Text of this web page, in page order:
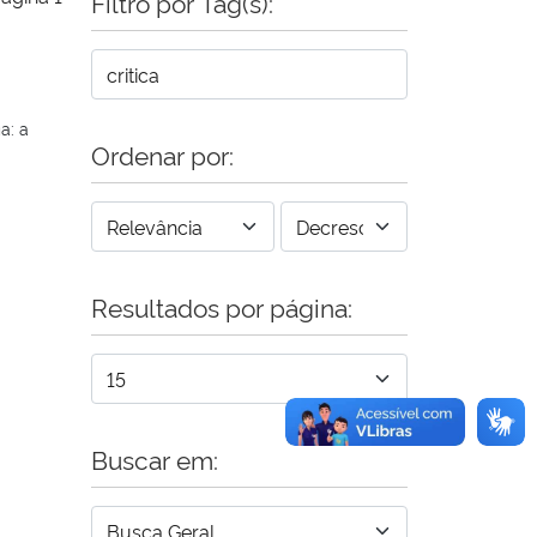
a
Ordenar por:
Resultados por página:
Buscar em: